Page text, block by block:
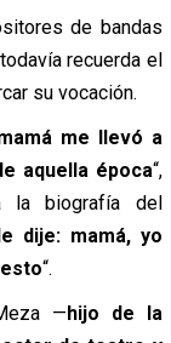
de bandas
recuerda el
su vocación.
me llevó a
aquella época“,
la biografía del
dije: mamá, yo
“.
—hijo de la